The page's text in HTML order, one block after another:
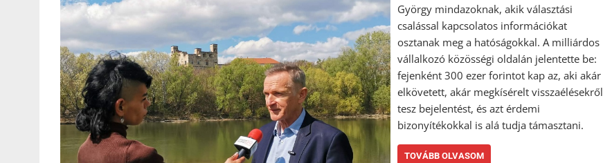
György mindazoknak, akik választási
csalással kapcsolatos információkat
osztanak meg a hatóságokkal. A milliárdos
vállalkozó közösségi oldalán jelentette be:
fejenként 300 ezer forintot kap az, aki akár
elkövetett, akár megkísérelt visszaélésekről
tesz bejelentést, és azt érdemi
bizonyítékokkal is alá tudja támasztani.
TOVÁBB OLVASOM